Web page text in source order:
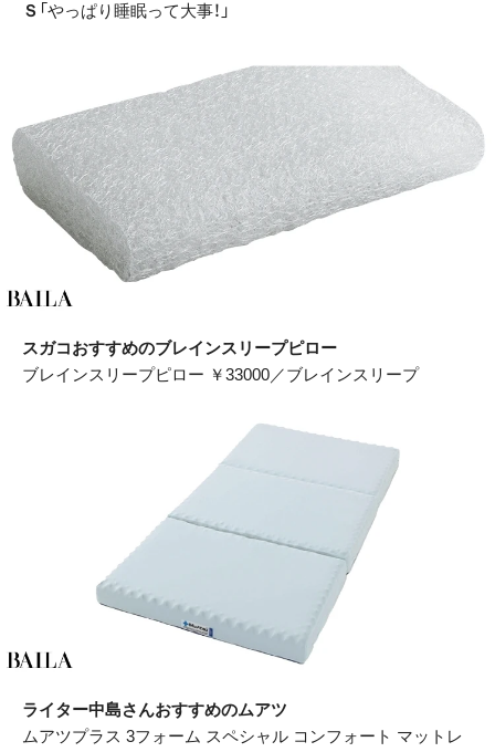
Ｓ 「やっぱり睡眠って大事！」
スガコおすすめのブレインスリープピロー
ブレインスリープピロー ￥33000／ブレインスリープ
ライター中島さんおすすめのムアツ
ムアツプラス 3フォーム スペシャル コンフォート マットレ